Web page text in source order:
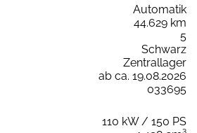
Automatik
44.629 km
5
Schwarz
Zentrallager
ab ca. 19.08.2026
033695
110 kW / 150 PS